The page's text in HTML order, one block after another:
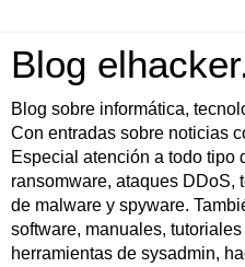
Blog
Blog sobre informática,
Con entradas sobre noticias
Especial atención a todo tipo
ransomware, ataques DDoS,
de malware y spyware.
software, manuales,
herramientas de sysadmin,